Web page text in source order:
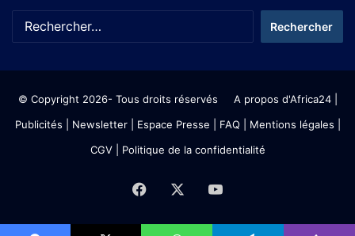
© Copyright 2026- Tous droits réservés A propos d'Africa24|
Publicités
Newsletter| Espace Presse | FAQ | Mentions légales
CGV| Politique de la confidentialité